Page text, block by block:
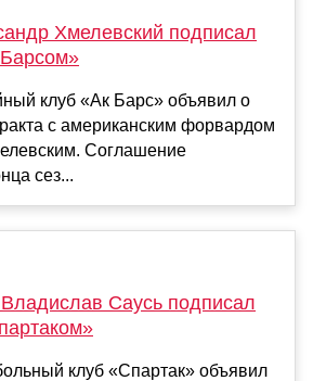
Хмелевский подписал
Барсом»
клуб «Ак Барс» объявил о
с американским форвардом
Соглашение
сез...
Саусь подписал
клуб «Спартак» объявил